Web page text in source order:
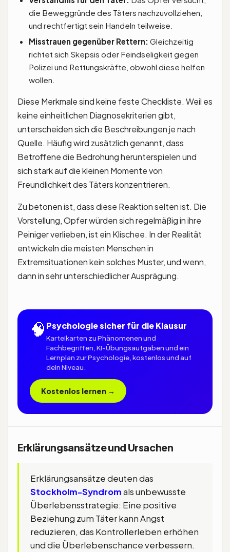
die Beweggründe des Täters nachzuvollziehen,
und rechtfertigt sein Handeln teilweise.
Misstrauen gegenüber Rettern: Gleichzeitig
richtet sich Skepsis oder Feindseligkeit gegen
Polizei und Rettungskräfte, obwohl diese helfen
wollen.
Diese Merkmale sind keine feste Checkliste. Weil es
keine einheitlichen Diagnosekriterien gibt,
unterscheiden sich die Beschreibungen je nach
Quelle. Häufig wird zusätzlich genannt, dass
Betroffene die Bedrohung herunterspielen und
sich stark auf die kleinen Momente von
Freundlichkeit des Täters konzentrieren.
Zu betonen ist, dass diese Reaktion selten ist. Die
Vorstellung, Opfer würden sich regelmäßig in ihre
Peiniger verlieben, ist ein Klischee. In der Realität
entwickeln die meisten Menschen in
Extremsituationen kein solches Muster, und wenn,
dann in sehr unterschiedlicher Ausprägung.
🧠 Psychologie sicher für die Klausur
Karteikarten zu Phänomenen und
Fachbegriffen, KI-Übungsaufgaben und ein
Lernplan zur Psychologie, kostenlos und auf
dein Niveau.
Kostenlos lernen →
Erklärungsansätze und Ursachen
Erklärungsansätze deuten das
Stockholm-Syndromals unbewusste
Überlebensstrategie: Eine positive
Beziehung zum Täter kann Angst
reduzieren, das Kontrollerleben erhöhen
und die Überlebenschance verbessern.